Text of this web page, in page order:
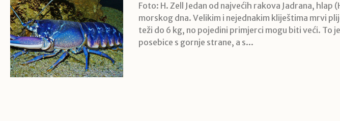
Foto: H. Zell Jedan od najvećih rakova Jadrana,
morskog dna. Velikim i nejednakim kliještima mrvi
teži do 6 kg, no pojedini primjerci mogu biti veći. To
posebice s gornje strane, a s...